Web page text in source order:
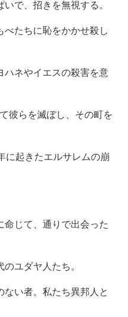
いで、招きを無視する。
べたちに恥をかかせ殺し
ハネやイエスの殺害を意
彼らを滅ぼし、その町を
起きたエルサレムの崩
て、通りで出会った
のユダヤ人たち。
ない者。私たち異邦人と